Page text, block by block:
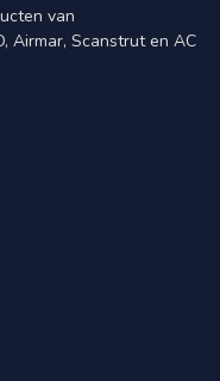
van
Airmar, Scanstrut en AC